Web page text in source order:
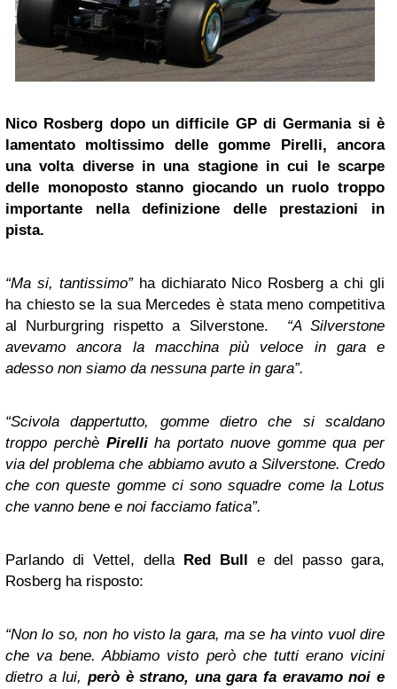
Nico Rosberg dopo un difficile GP di Germania si è
lamentato moltissimo delle gomme Pirelli, ancora
una volta diverse in una stagione in cui le scarpe
delle monoposto stanno giocando un ruolo troppo
importante nella definizione delle prestazioni in
pista.
“Ma si, tantissimo”ha dichiarato Nico Rosberg a chi gli
ha chiesto se la sua Mercedes è stata meno competitiva
al Nurburgring rispetto a Silverstone. “A Silverstone
avevamo ancora la macchina più veloce in gara e
adesso non siamo da nessuna parte in gara”.
“Scivola dappertutto, gomme dietro che si scaldano
troppo perchè Pirelliha portato nuove gomme qua per
via del problema che abbiamo avuto a Silverstone. Credo
che con queste gomme ci sono squadre come la Lotus
che vanno bene e noi facciamo fatica”.
Parlando di Vettel, della Red Bull
e del passo gara,
Rosberg ha risposto:
“Non lo so, non ho visto la gara, ma se ha vinto vuol dire
che va bene. Abbiamo visto però che tutti erano vicini
dietro a lui, peròè strano, una gara fa eravamo noi e